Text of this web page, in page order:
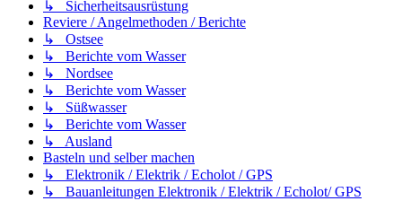
↳ Sicherheitsausrüstung
Reviere / Angelmethoden / Berichte
↳ Ostsee
↳ Berichte vom Wasser
↳ Nordsee
↳ Berichte vom Wasser
↳ Süßwasser
↳ Berichte vom Wasser
↳ Ausland
Basteln und selber machen
↳ Elektronik / Elektrik / Echolot / GPS
↳ Bauanleitungen Elektronik / Elektrik / Echolot/ GPS